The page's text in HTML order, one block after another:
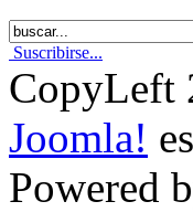
Suscribirse...
CopyLeft
Joomla!
Powered